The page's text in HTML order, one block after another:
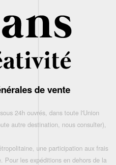
de vente
24h ouvrés, dans toute l'Union
autre destination, nous consulter),
une participation aux frais
Pour les expéditions en dehors de la